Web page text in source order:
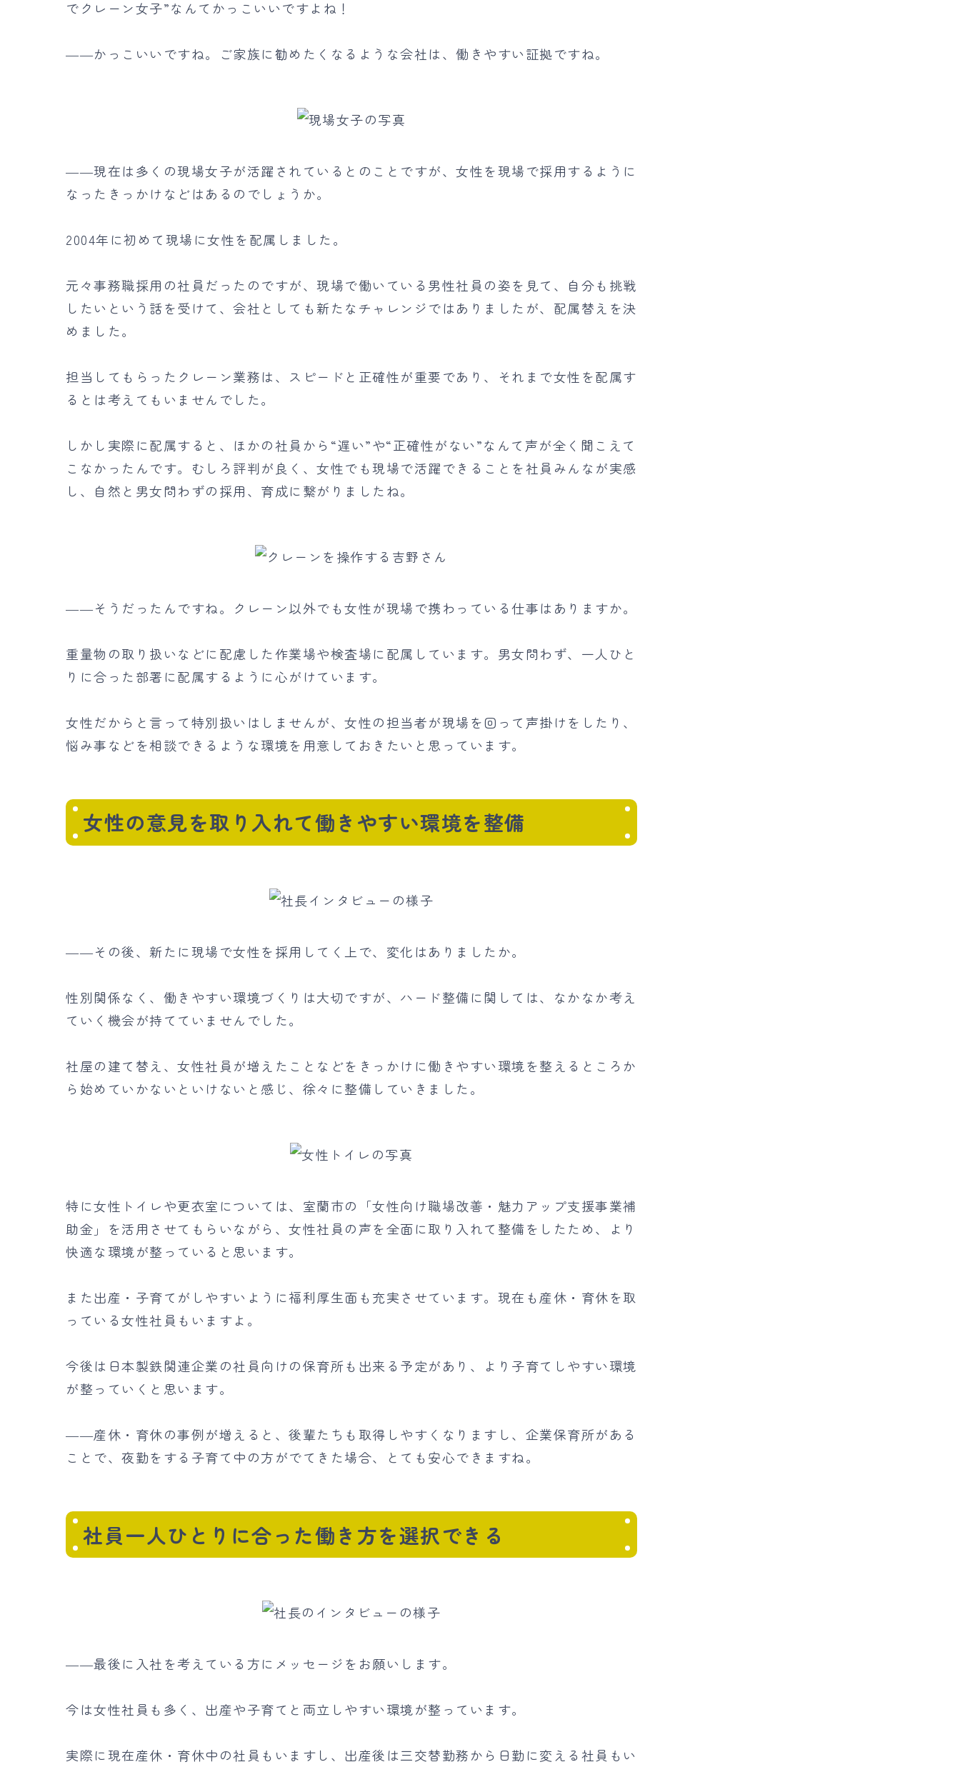
でクレーン女子”なんてかっこいいですよね！
――かっこいいですね。ご家族に勧めたくなるような会社は、働きやすい証拠ですね。
――現在は多くの現場女子が活躍されているとのことですが、女性を現場で採用するように
なったきっかけなどはあるのでしょうか。
2004年に初めて現場に女性を配属しました。
元々事務職採用の社員だったのですが、現場で働いている男性社員の姿を見て、自分も挑戦
したいという話を受けて、会社としても新たなチャレンジではありましたが、配属替えを決
めました。
担当してもらったクレーン業務は、スピードと正確性が重要であり、それまで女性を配属す
るとは考えてもいませんでした。
しかし実際に配属すると、ほかの社員から“遅い”や“正確性がない”なんて声が全く聞こえて
こなかったんです。むしろ評判が良く、女性でも現場で活躍できることを社員みんなが実感
し、自然と男女問わずの採用、育成に繋がりましたね。
――そうだったんですね。クレーン以外でも女性が現場で携わっている仕事はありますか。
重量物の取り扱いなどに配慮した作業場や検査場に配属しています。男女問わず、一人ひと
りに合った部署に配属するように心がけています。
女性だからと言って特別扱いはしませんが、女性の担当者が現場を回って声掛けをしたり、
悩み事などを相談できるような環境を用意しておきたいと思っています。
女性の意見を取り入れて働きやすい環境を整備
――その後、新たに現場で女性を採用してく上で、変化はありましたか。
性別関係なく、働きやすい環境づくりは大切ですが、ハード整備に関しては、なかなか考え
ていく機会が持てていませんでした。
社屋の建て替え、女性社員が増えたことなどをきっかけに働きやすい環境を整えるところか
ら始めていかないといけないと感じ、徐々に整備していきました。
特に女性トイレや更衣室については、室蘭市の「女性向け職場改善・魅力アップ支援事業補
助金」を活用させてもらいながら、女性社員の声を全面に取り入れて整備をしたため、より
快適な環境が整っていると思います。
また出産・子育てがしやすいように福利厚生面も充実させています。現在も産休・育休を取
っている女性社員もいますよ。
今後は日本製鉄関連企業の社員向けの保育所も出来る予定があり、より子育てしやすい環境
が整っていくと思います。
――産休・育休の事例が増えると、後輩たちも取得しやすくなりますし、企業保育所がある
ことで、夜勤をする子育て中の方がでてきた場合、とても安心できますね。
社員一人ひとりに合った働き方を選択できる
――最後に入社を考えている方にメッセージをお願いします。
今は女性社員も多く、出産や子育てと両立しやすい環境が整っています。
実際に現在産休・育休中の社員もいますし、出産後は三交替勤務から日勤に変える社員もい